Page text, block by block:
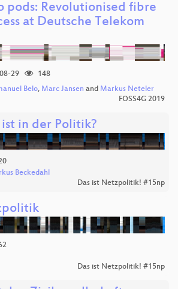
pods: Revolutionised fibre
at Deutsche Telekom
29
148
Belo, Marc Jansen and Markus Neteler
FOSS4G 2019
in der Politik?
Beckedahl
Das ist Netzpolitik! #15np
Das ist Netzpolitik! #15np